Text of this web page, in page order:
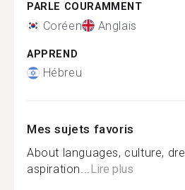
PARLE COURAMMENT
Coréen Anglais
APPREND
Hébreu
Mes sujets favoris
About languages, culture,
aspiration...Lire plus